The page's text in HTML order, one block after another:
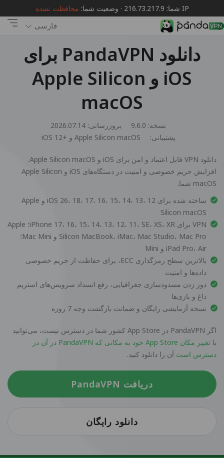
IP شما: 216.73.217.9 · وضعیت شما: محافظت نشده
فارسی
دانلود PandaVPN برای
iOS و Apple Silicon
macOS
نسخه: 9.6.0
بروزرسانی: 2026.07.14
پشتیبانی:
iOS 12+ و Apple Silicon macOS
دانلود VPN قابل اعتماد و امن برای iOS و Apple Silicon macOS.
افزایش حریم خصوصی و امنیت در دستگاه‌های iOS و Apple Silicon
macOS شما.
ساخته شده برای iOS 26، 18، 17، 16، 15، 14، 13، 12 و Apple
Silicon macOS
VPN برای iPhone 17، 16، 15، 14، 13، 12، 11، SE، XS، XR؛ Apple
Silicon MacBook، iMac، Mac Studio، Mac Pro و Mac Mini؛
iPad Pro، Air و Mini
بالاترین سطح رمزگذاری ECC، برای حفاظت از حریم خصوصی
داده‌ها و امنیت
دور زدن مسدودسازی جغرافیایی، رفع انسداد سرویس‌های استریم
داغ و بازی‌ها
نسخه آزمایشی رایگان و ضمانت بازگشت وجه 7 روزه
اگر PandaVPN در App Store کشور شما در دسترس نیست، می‌توانید
با
تغییر مکان App Store خود به مکانی که PandaVPN در آن در
دسترس است آن را دانلود کنید.
دریافت PandaVPN
دانلود رایگان